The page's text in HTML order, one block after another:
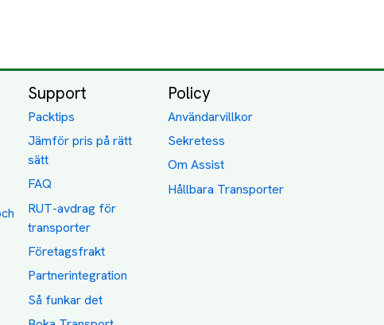
Support
Packtips
Jämför pris på rätt
sätt
FAQ
RUT-avdrag för
transporter
Företagsfrakt
Partnerintegration
Så funkar det
Policy
Användarvillkor
Sekretess
Om Assist
Hållbara Transporter